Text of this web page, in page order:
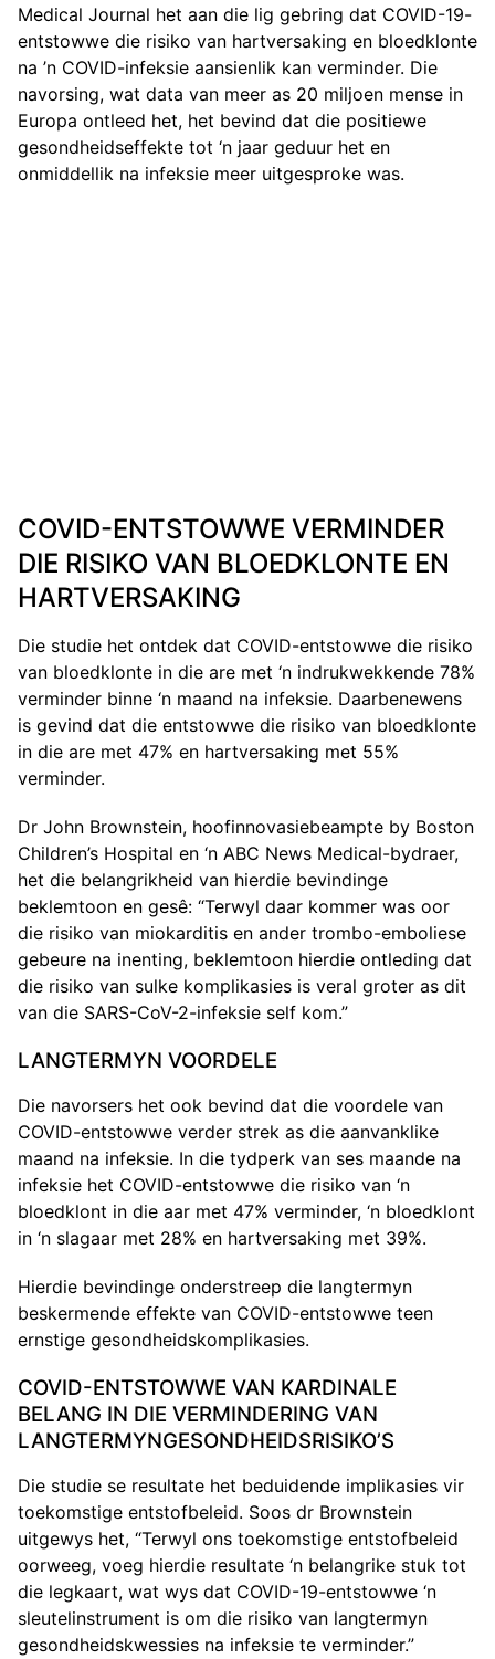
Medical Journal het aan die lig gebring dat COVID-19-
entstowwe die risiko van hartversaking en bloedklonte
na ’n COVID-infeksie aansienlik kan verminder. Die
navorsing, wat data van meer as 20 miljoen mense in
Europa ontleed het, het bevind dat die positiewe
gesondheidseffekte tot ‘n jaar geduur het en
onmiddellik na infeksie meer uitgesproke was.
COVID-ENTSTOWWE VERMINDER
DIE RISIKO VAN BLOEDKLONTE EN
HARTVERSAKING
Die studie het ontdek dat COVID-entstowwe die risiko
van bloedklonte in die are met ‘n indrukwekkende 78%
verminder binne ‘n maand na infeksie. Daarbenewens
is gevind dat die entstowwe die risiko van bloedklonte
in die are met 47% en hartversaking met 55%
verminder.
Dr John Brownstein, hoofinnovasiebeampte by Boston
Children’s Hospital en ‘n ABC News Medical-bydraer,
het die belangrikheid van hierdie bevindinge
beklemtoon en gesê: “Terwyl daar kommer was oor
die risiko van miokarditis en ander trombo-emboliese
gebeure na inenting, beklemtoon hierdie ontleding dat
die risiko van sulke komplikasies is veral groter as dit
van die SARS-CoV-2-infeksie self kom.”
LANGTERMYN VOORDELE
Die navorsers het ook bevind dat die voordele van
COVID-entstowwe verder strek as die aanvanklike
maand na infeksie. In die tydperk van ses maande na
infeksie het COVID-entstowwe die risiko van ‘n
bloedklont in die aar met 47% verminder, ‘n bloedklont
in ‘n slagaar met 28% en hartversaking met 39%.
Hierdie bevindinge onderstreep die langtermyn
beskermende effekte van COVID-entstowwe teen
ernstige gesondheidskomplikasies.
COVID-ENTSTOWWE VAN KARDINALE
BELANG IN DIE VERMINDERING VAN
LANGTERMYNGESONDHEIDSRISIKO’S
Die studie se resultate het beduidende implikasies vir
toekomstige entstofbeleid. Soos dr Brownstein
uitgewys het, “Terwyl ons toekomstige entstofbeleid
oorweeg, voeg hierdie resultate ‘n belangrike stuk tot
die legkaart, wat wys dat COVID-19-entstowwe ‘n
sleutelinstrument is om die risiko van langtermyn
gesondheidskwessies na infeksie te verminder.”